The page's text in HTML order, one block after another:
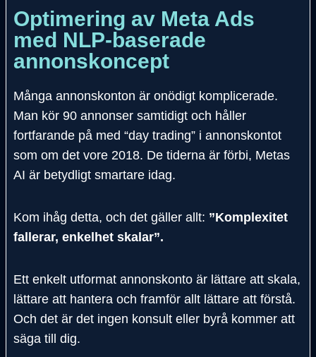
Optimering av Meta Ads
med NLP-baserade
annonskoncept
Många annonskonton är onödigt komplicerade.
Man kör 90 annonser samtidigt och håller
fortfarande på med “day trading” i annonskontot
som om det vore 2018. De tiderna är förbi, Metas
AI är betydligt smartare idag.
Kom ihåg detta, och det gäller allt: ”Komplexitet
fallerar, enkelhet skalar”.
Ett enkelt utformat annonskonto är lättare att skala,
lättare att hantera och framför allt lättare att förstå.
Och det är det ingen konsult eller byrå kommer att
säga till dig.